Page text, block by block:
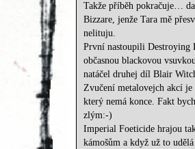
Takže příběh pokračuje…
Bizzare, jenže Tara mě
nelituju.
První nastoupili Destroying
občasnou blackovou
natáčel druhej díl Blair
Zvučení metalovejch akcí
který nemá konce. Fakt
zlým:-)
Imperial Foeticide hrajou
kámošům a když už to